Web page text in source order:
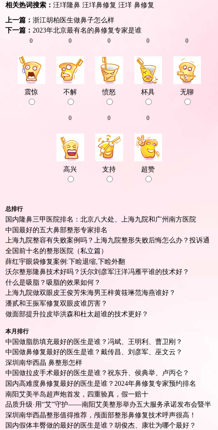
相关热词搜索：汪垟隆鼻 汪垟鼻修复 汪垟 鼻修复
上一篇：浙江胡柏医生做鼻子怎么样
下一篇：2023年北京最有名的鼻修复专家是谁
0
震惊
0
不解
0
愤怒
0
杯具
0
无聊
0
高兴
0
支持
0
超赞
总排行
国内隆鼻三甲医院排名：北京八大处、上海九院和广州南方医院
中国最好的五大鼻部整形专家排名
上海九院整容有失败案例吗？上海九院整形失败后悔怎么办？投诉通
道
全国前十名的整形医院（私立篇）
薛红宇眼袋修复案例:下睑退缩,下睑外翻
沃尔整形隆鼻技术好吗？沃尔刘彦军汪洋冯雁平谁的技术好？
什么是吸脂？吸脂的效果如何？
上海九院做双眼皮王俊芳朱海男王梓黄筱琳范海燕谁好？
潘贰和王振军修复双眼皮谁厉害？
做面部提升拉皮毕洪森和杜太超谁的技术更好？
本月排行
中国做脂肪填充最好的医生是谁？冯斌、王明利、曹卫刚？
中国做鼻修复最好的医生是谁？戴传昌、刘彦军、巫文云？
深圳南华西晶 鼻整形怎样
中国做拉皮手术最好的医生是谁？祝东升、侯典举、卢丙仑？
国内高难度鼻修复最好的医生是谁？2024年鼻修复专家预约排名
南阳艾美半岛超声炮首发，四重验真，假一赔十
品质升级·用“艾”守护——南阳艾美整形举办五大服务承诺发布会暨半
岛超声炮首发仪式！
深圳南华西晶整形值得推荐，颅面部整形鼻修复技术呼声很高！
国内假体丰臀做的最好的医生是谁？胡俊杰、康壮为哪个最好？